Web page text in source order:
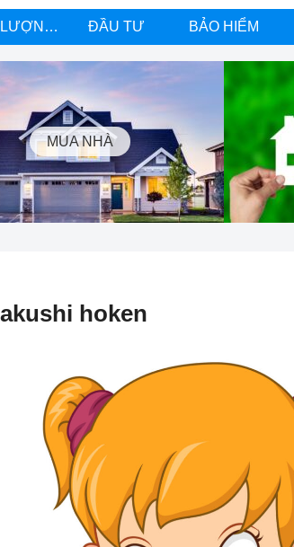
NĂNG LƯỢNG MẶT TRỜI ĐẦU TƯ BẢO HIỂM
MUA NHÀ
hoken